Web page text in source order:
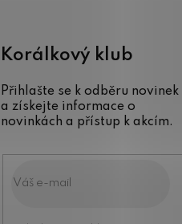
Korálkový klub
Přihlašte se k odběru novinek
a získejte informace o
novinkách a přístup k akcím.